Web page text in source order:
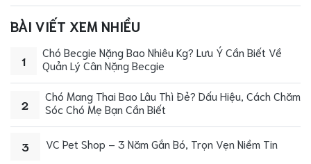
BÀI VIẾT XEM NHIỀU
1
Chó Becgie Nặng Bao Nhiêu Kg? Lưu Ý Cần Biết Về
Quản Lý Cân Nặng Becgie
2
Chó Mang Thai Bao Lâu Thì Đẻ? Dấu Hiệu, Cách Chăm
Sóc Chó Mẹ Bạn Cần Biết
3 VC Pet Shop – 3 Năm Gắn Bó, Trọn Vẹn Niềm Tin